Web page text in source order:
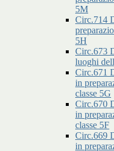
5M
Circ.714
5H
Circ.673
luoghi
Circ.671
in
classe 5G
Circ.670
in
classe 5F
Circ.669
in